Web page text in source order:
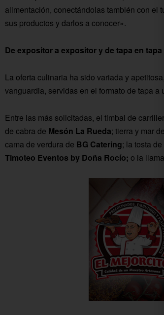
alimentación, conectándolas también con el
sus productos y darlos a conocer».
De expositor a expositor y de tapa en tapa
La oferta culinaria ha sido variada y
vanguardia, servidas en el formato de tapa a
Entre las más solicitadas, el timbal de
de cabra de Mesón La Rueda; tierra y mar de
cama de verdura de BG Catering; la tosta
Timoteo Eventos by Doña Rocío; o la